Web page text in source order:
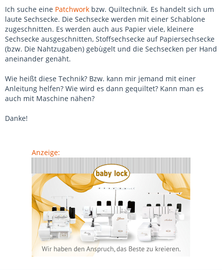
Ich suche eine Patchwork bzw. Quiltechnik. Es handelt sich um
laute Sechsecke. Die Sechsecke werden mit einer Schablone
zugeschnitten. Es werden auch aus Papier viele, kleinere
Sechsecke ausgeschnitten, Stoffsechsecke auf Papiersechsecke
(bzw. Die Nahtzugaben) gebùgelt und die Sechsecken per Hand
aneinander genäht.
Wie heißt diese Technik? Bzw. kann mir jemand mit einer
Anleitung helfen? Wie wird es dann gequiltet? Kann man es
auch mit Maschine nähen?
Danke!
Anzeige: